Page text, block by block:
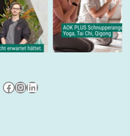
Besuche uns auf Facebook
Besuche uns auf Instagram
LinkedIn